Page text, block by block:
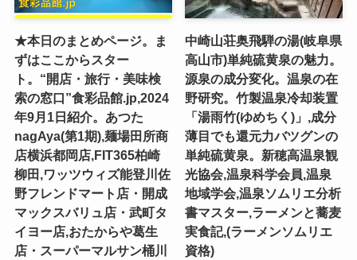
★本日のまとめページ。ま
ずはここからスター
ト。“開店・旅行・美味検
索の窓口”食彩品館.jp,2024
年9月1日紹介。あつた
nagAya(第1期),麺場田所商
店横浜都岡店,FIT365柏崎
柳田,ワッツウィズ能登川佐
野フレンドマート店・開成
マックスバリュ店・武町タ
イヨー店,おたからや葛生
店・スーパーマルサン桶川
中崎山荘奥飛騨の湯(岐阜県
高山市)単純硫黄泉の魅力。
源泉の成分変化。温泉の在
野研究。竹製温泉冷却装置
「湯雨竹(ゆめちく)」,成分
薄目でも還元力バツグンの
単純硫黄泉。新穂高温泉観
光協会,温泉科学会員,温泉
地域学会,温泉ソムリエ分析
書マスター,ラーメンと蕎麦
実食記,(ラーメンソムリエ
資格)